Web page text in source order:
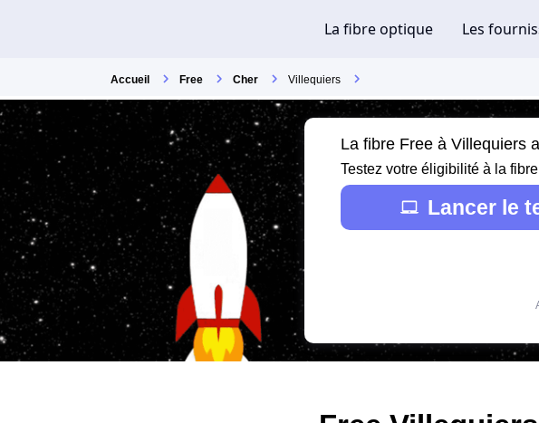
Accueil Free Cher Villequiers
La fibre Free à Villequiers
Testez votre éligibilité à la
Lancer le